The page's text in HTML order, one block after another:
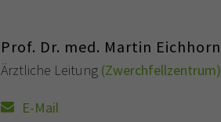
Prof. Dr. med. Martin Eichhorn
Ärztliche Leitung (Zwerchfellzentrum)
E-Mail